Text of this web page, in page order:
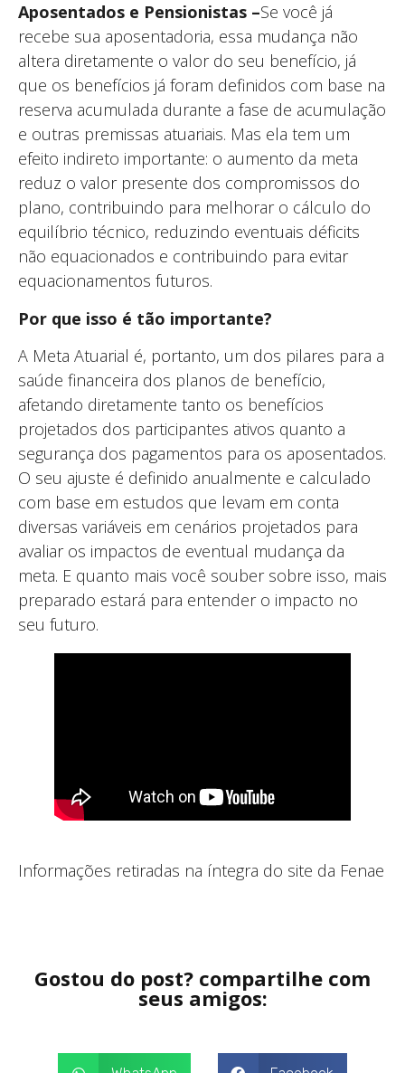
Aposentados e Pensionistas –Se você já
recebe sua aposentadoria, essa mudança não
altera diretamente o valor do seu benefício, já
que os benefícios já foram definidos com base na
reserva acumulada durante a fase de acumulação
e outras premissas atuariais. Mas ela tem um
efeito indireto importante: o aumento da meta
reduz o valor presente dos compromissos do
plano, contribuindo para melhorar o cálculo do
equilíbrio técnico, reduzindo eventuais déficits
não equacionados e contribuindo para evitar
equacionamentos futuros.
Por que isso é tão importante?
A Meta Atuarial é, portanto, um dos pilares para a
saúde financeira dos planos de benefício,
afetando diretamente tanto os benefícios
projetados dos participantes ativos quanto a
segurança dos pagamentos para os aposentados.
O seu ajuste é definido anualmente e calculado
com base em estudos que levam em conta
diversas variáveis em cenários projetados para
avaliar os impactos de eventual mudança da
meta. E quanto mais você souber sobre isso, mais
preparado estará para entender o impacto no
seu futuro.
Informações retiradas na íntegra do site da Fenae
Gostou do post? compartilhe com
seus amigos: